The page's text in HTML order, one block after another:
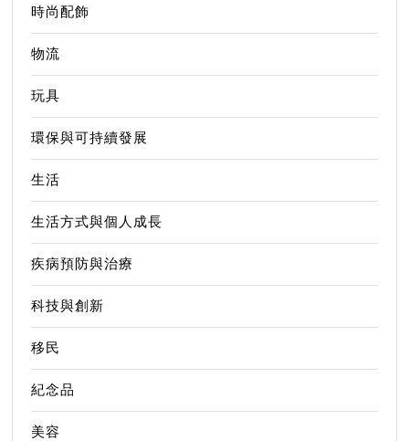
時尚配飾
物流
玩具
環保與可持續發展
生活
生活方式與個人成長
疾病預防與治療
科技與創新
移民
紀念品
美容